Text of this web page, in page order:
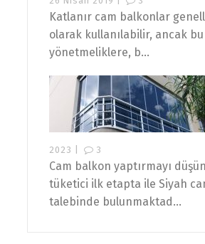
Katlanır cam balkonlar
olarak kullanılabilir, ancak
yönetmeliklere, b...
2023 |
3
Cam balkon yaptırmayı
tüketici ilk etapta ile Siyah
talebinde bulunmaktad...